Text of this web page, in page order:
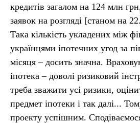
кредитів загалом на 124 млн
заявок на розгляді [станом на
Така кількість укладених між
українцями іпотечних угод за
місяця – досить значна.
іпотека – доволі ризиковий
треба зважити усі ризики,
предмет іпотеки і так далі...
проекту успішним.